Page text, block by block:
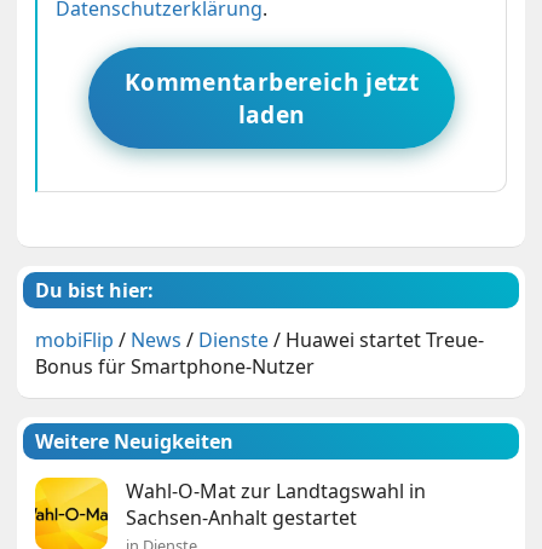
Datenschutzerklärung.
Kommentarbereich jetzt
laden
Du bist hier:
mobiFlip / News / Dienste/ Huawei startet Treue-
Bonus für Smartphone-Nutzer
Weitere Neuigkeiten
Wahl-O-Mat zur Landtagswahl in
Sachsen-Anhalt gestartet